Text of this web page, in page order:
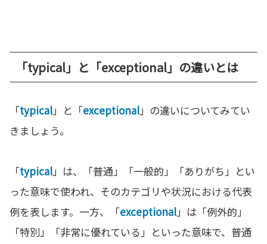
「typical」と「exceptional」の違いとは
「typical」と「exceptional」の違いについてみてい
きましょう。
「typical」は、「普通」「一般的」「ありがち」とい
った意味で使われ、そのカテゴリや状況における代表
例を表します。一方、「exceptional」は「例外的」
「特別」「非常に優れている」といった意味で、普通